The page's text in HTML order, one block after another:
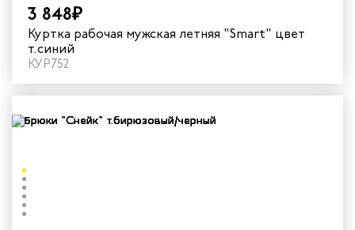
3 848₽
Куртка рабочая мужская летняя "Smart" цвет
т.синий
КУР752